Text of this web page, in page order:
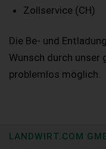
Zollservice (CH)
Die Be- und
Wunsch durch unser
problemlos möglich.
LANDWIRT.COM